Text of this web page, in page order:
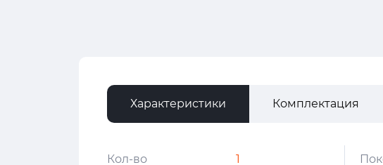
Характеристики Комплектация
Кол-во
1